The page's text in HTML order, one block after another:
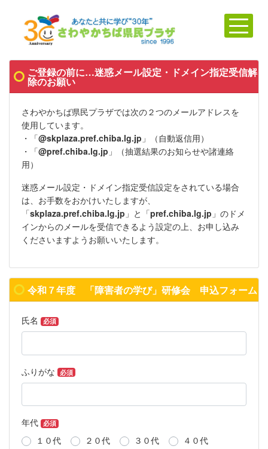
ご登録の前に…迷惑メール設定・ドメイン指定受信解
除のお願い
さわやかちば県民プラザでは次の２つのメールアドレスを
使用しています。
・「@skplaza.pref.chiba.lg.jp 」（ 自動返信用）
・「@pref.chiba.lg.jp 」（抽選結果のお知らせや諸連絡
用）
迷惑メール設定・ドメイン指定受信設定をされている場合
は、お手数をおかけいたしますが、
「skplaza.pref.chiba.lg.jp 」と「pref.chiba.lg.jp 」のドメ
インからのメールを受信できるよう設定の上、お申し込み
くださいますようお願いいたします。
令和７年度 「障害者の学び」研修会 申込フォーム
令和７年度 「障害者の学び」研修
氏名 必須
ふりがな 必須
年代 必須
１０代 ２０代 ３０代
４０代